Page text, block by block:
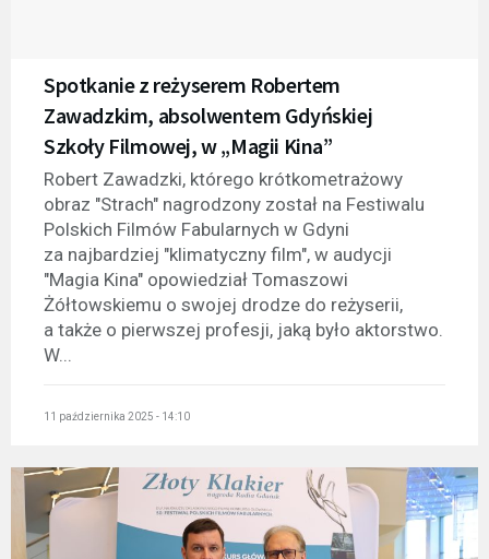
Spotkanie z reżyserem Robertem
Zawadzkim, absolwentem Gdyńskiej
Szkoły Filmowej, w „Magii Kina”
Robert Zawadzki, którego krótkometrażowy
obraz "Strach" nagrodzony został na Festiwalu
Polskich Filmów Fabularnych w Gdyni
za najbardziej "klimatyczny film", w audycji
"Magia Kina" opowiedział Tomaszowi
Żółtowskiemu o swojej drodze do reżyserii,
a także o pierwszej profesji, jaką było aktorstwo.
W...
11 października 2025 - 14:10